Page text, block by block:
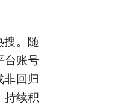
搜。随
台账号
回归
持续积